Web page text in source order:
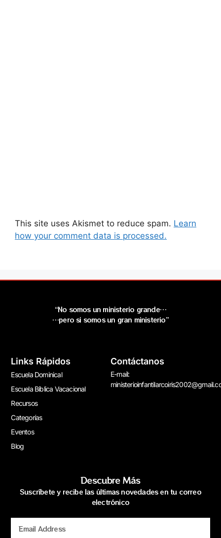
This site uses Akismet to reduce spam. Learn
how your comment data is processed.
“No somos un ministerio grande…
…pero si somos un gran ministerio”
Links Rápidos
Escuela Dominical
Escuela Bíblica Vacacional
Recursos
Categorías
Eventos
Blog
Contáctanos
E-mail:
Descubre Más
Suscríbete y recibe las últimas novedades en tu correo
electrónico